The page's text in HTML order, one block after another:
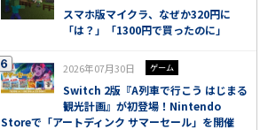
スマホ版マイクラ、なぜか320円に
「は？」「1300円で買ったのに」
2026年07月30日 ゲーム
Switch 2版『A列車で行こう はじまる
観光計画』が初登場！Nintendo
Storeで「アートディンク サマーセール」を開催